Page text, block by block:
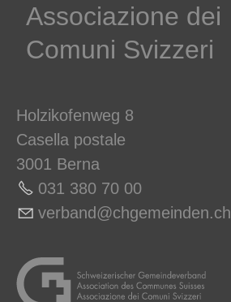
Associazione dei
Comuni Svizzeri
Holzikofenweg 8
Casella postale
3001 Berna
031 380 70 00
v rb nd chg m nd n ch